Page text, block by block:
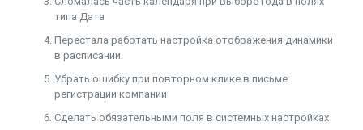
типа Дата
Перестала работать настройка отображения динамики
в расписании
Убрать ошибку при повторном клике в письме
регистрации компании
Сделать обязательными поля в системных настройках